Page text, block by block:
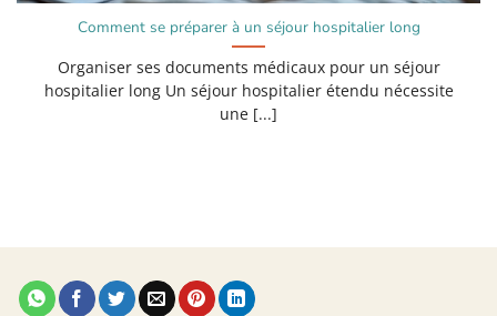
Comment se préparer à un séjour hospitalier long
Organiser ses documents médicaux pour un séjour
hospitalier long Un séjour hospitalier étendu nécessite
une [...]